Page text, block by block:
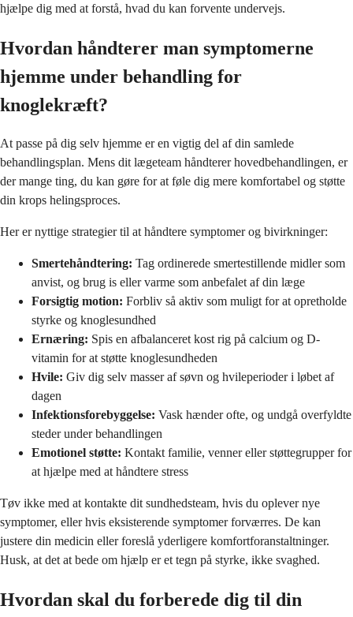
hjælpe dig med at forstå, hvad du kan forvente undervejs.
Hvordan håndterer man symptomerne
hjemme under behandling for
knoglekræft?
At passe på dig selv hjemme er en vigtig del af din samlede
behandlingsplan. Mens dit lægeteam håndterer hovedbehandlingen, er
der mange ting, du kan gøre for at føle dig mere komfortabel og støtte
din krops helingsproces.
Her er nyttige strategier til at håndtere symptomer og bivirkninger:
Smertehåndtering: Tag ordinerede smertestillende midler som
anvist, og brug is eller varme som anbefalet af din læge
Forsigtig motion: Forbliv så aktiv som muligt for at opretholde
styrke og knoglesundhed
Ernæring: Spis en afbalanceret kost rig på calcium og D-
vitamin for at støtte knoglesundheden
Hvile: Giv dig selv masser af søvn og hvileperioder i løbet af
dagen
Infektionsforebyggelse: Vask hænder ofte, og undgå overfyldte
steder under behandlingen
Emotionel støtte: Kontakt familie, venner eller støttegrupper for
at hjælpe med at håndtere stress
Tøv ikke med at kontakte dit sundhedsteam, hvis du oplever nye
symptomer, eller hvis eksisterende symptomer forværres. De kan
justere din medicin eller foreslå yderligere komfortforanstaltninger.
Husk, at det at bede om hjælp er et tegn på styrke, ikke svaghed.
Hvordan skal du forberede dig til din